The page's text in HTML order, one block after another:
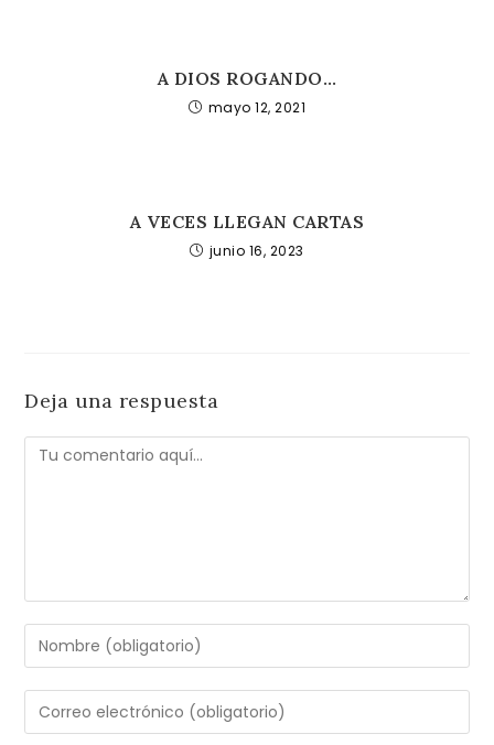
A DIOS ROGANDO…
mayo 12, 2021
A VECES LLEGAN CARTAS
junio 16, 2023
Deja una respuesta
Comentario
Introduce
tu
nombre
Introduce
tu